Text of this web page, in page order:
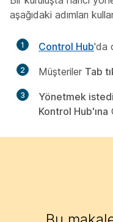
aşağıdaki adımları
1 Control Hub'da
2 Müşteriler Tab
3
Yönetmek
Kontrol Hub'ına